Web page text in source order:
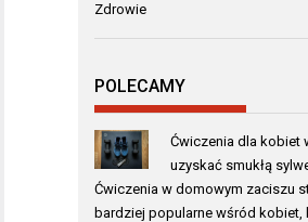
Zdrowie
POLECAMY
Ćwiczenia dla kobiet
uzyskać smukłą
Ćwiczenia w domowym zaciszu
bardziej popularne wśród kobiet,